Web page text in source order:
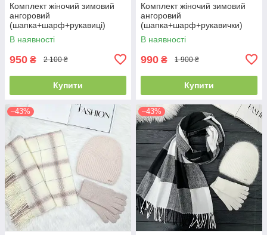
Комплект жіночий зимовий
ангоровий
(шапка+шарф+рукавиці)
ODYSSEY 57-59 см чорний
3701 - 8064 - 4135
В наявності
950 ₴ 2 100 ₴
Купити
Комплект жіночий зимовий
ангоровий
(шапка+шарф+рукавички)
ODYSSEY 57-59 см чорний
3701 - 8064 - 4185
В наявності
990 ₴ 1 900 ₴
Купити
–43% –43%